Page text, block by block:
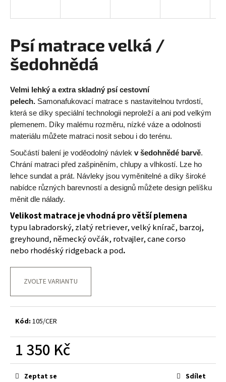
Psí matrace velká /
šedohnědá
Velmi lehký a extra skladný psí cestovní
pelech. Samonafukovací matrace s nastavitelnou tvrdostí,
která se díky speciální technologii neproleží a ani pod velkým
plemenem. Díky malému rozměru, nízké váze a odolnosti
materiálu můžete matraci nosit sebou i do terénu.
Součástí balení je voděodolný návlek v šedohnědé barvě.
Chrání matraci před zašpiněním, chlupy a vlhkostí. Lze ho
lehce sundat a prát. Návleky jsou vyměnitelné a díky široké
nabídce různých barevností a designů můžete design pelíšku
měnit dle nálady.
Velikost matrace je vhodná pro větší plemena
typu labradorský, zlatý retriever, velký knírač, barzoj,
greyhound, německý ovčák, rotvajler, cane corso
nebo rhodéský ridgeback a pod.
ZVOLTE VARIANTU
Kód: 105/CER
1 350 Kč
Měrná
cena:Zeptat se Sdílet
í
t
?
HLEDAT
D
o
p
o
r
u
č
u
j